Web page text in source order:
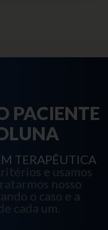
PACIENTE
TERAPÊUTICA
e usamos
nosso
o caso e a
cada um.